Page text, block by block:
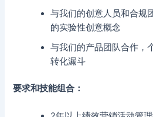
与我们的创意人员和合规
的实验性创意概念
与我们的产品团队合作，
转化漏斗
要求和技能组合：